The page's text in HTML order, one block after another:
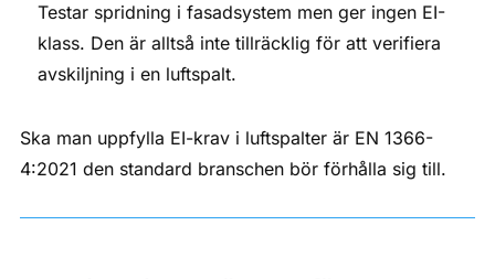
Testar spridning i fasadsystem men ger ingen EI-
klass. Den är alltså inte tillräcklig för att verifiera
avskiljning i en luftspalt.
Ska man uppfylla EI-krav i luftspalter är EN 1366-
4:2021 den standard branschen bör förhålla sig till.